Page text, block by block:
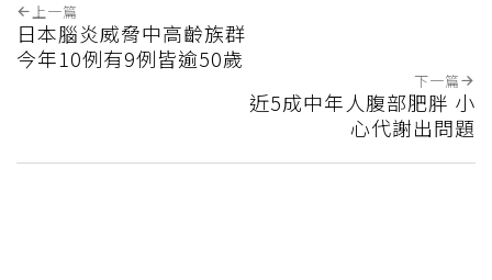
上一篇
日本腦炎威脅中高齡族群
今年10例有9例皆逾50歲
下一篇
近5成中年人腹部肥胖 小
心代謝出問題